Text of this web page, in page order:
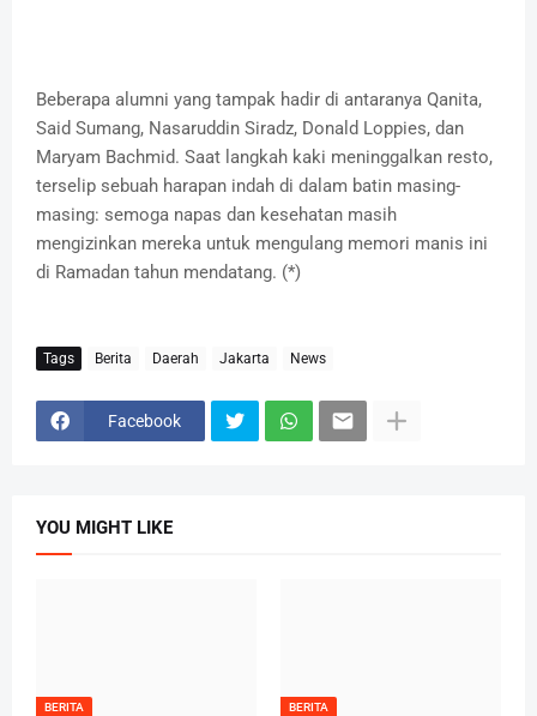
Beberapa alumni yang tampak hadir di antaranya Qanita,
Said Sumang, Nasaruddin Siradz, Donald Loppies, dan
Maryam Bachmid. Saat langkah kaki meninggalkan resto,
terselip sebuah harapan indah di dalam batin masing-
masing: semoga napas dan kesehatan masih
mengizinkan mereka untuk mengulang memori manis ini
di Ramadan tahun mendatang. (*)
Tags Berita Daerah Jakarta News
Facebook
YOU MIGHT LIKE
BERITA BERITA